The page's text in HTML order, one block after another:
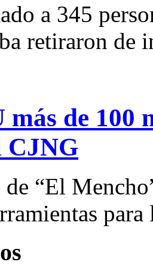
a 345
retiraron de
más de 100
CJNG
“El